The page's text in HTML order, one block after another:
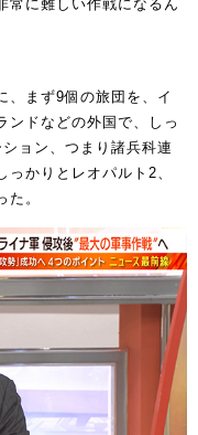
常に難しい作戦になるん
、まず9個の旅団を、イ
ンドなどの外国で、しっ
ョン、つまり諸兵科連
かりとレオパルト2、
。